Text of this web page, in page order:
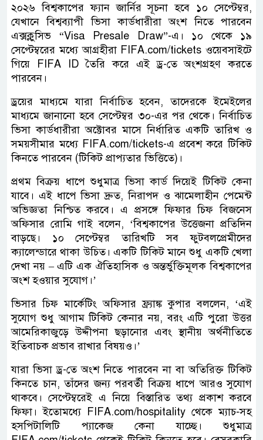
২০২৬ বিশ্বকাপের ফ্যান জার্নির সূচনা হবে ১০ সেপ্টেম্বর,
যেখানে বিশ্বব্যাপী ভিসা কার্ডধারীরা অংশ নিতে পারবেন
এক্সক্লুসিভ “Visa Presale Draw”-এ। ১০ থেকে ১৯
সেপ্টেম্বরের মধ্যে আগ্রহীরা FIFA.com/tickets ওয়েবসাইটে
গিয়ে FIFA ID তৈরি করে এই ড্র-তে অংশগ্রহণ করতে
পারবেন।
ড্রয়ের মাধ্যমে যারা নির্বাচিত হবেন, তাদেরকে ইমেইলের
মাধ্যমে জানানো হবে সেপ্টেম্বর ৩০-এর পর থেকে। নির্বাচিত
ভিসা কার্ডধারীরা অক্টোবর মাসে নির্ধারিত একটি তারিখ ও
সময়সীমার মধ্যে FIFA.com/tickets-এ প্রবেশ করে টিকিট
কিনতে পারবেন (টিকিট প্রাপ্যতার ভিত্তিতে)।
প্রথম বিক্রয় ধাপে শুধুমাত্র ভিসা কার্ড দিয়েই টিকিট কেনা
যাবে। এই ধাপে ভিসা দ্রুত, নিরাপদ ও ঝামেলাহীন পেমেন্ট
অভিজ্ঞতা নিশ্চিত করবে। এ প্রসঙ্গে ফিফার চিফ বিজনেস
অফিসার রোমি গাই বলেন, ‘বিশ্বকাপের উত্তেজনা প্রতিদিন
বাড়ছে। ১০ সেপ্টেম্বর তারিখটি সব ফুটবলপ্রেমীদের
ক্যালেন্ডারে থাকা উচিত। একটি টিকিট মানে শুধু একটি খেলা
দেখা নয় – এটি এক ঐতিহাসিক ও অন্তর্ভুক্তিমূলক বিশ্বকাপের
অংশ হওয়ার সুযোগ।’
ভিসার চিফ মার্কেটিং অফিসার ফ্র্যাঙ্ক কুপার বললেন, ‘এই
সুযোগ শুধু আগাম টিকিট কেনার নয়, বরং এটি পুরো উত্তর
আমেরিকাজুড়ে উদ্দীপনা ছড়ানোর এবং স্থানীয় অর্থনীতিতে
ইতিবাচক প্রভাব রাখার বিষয়ও।’
যারা ভিসা ড্র-তে অংশ নিতে পারবেন না বা অতিরিক্ত টিকিট
কিনতে চান, তাঁদের জন্য পরবর্তী বিক্রয় ধাপে আরও সুযোগ
থাকবে। সেপ্টেম্বরেই এ নিয়ে বিস্তারিত তথ্য প্রকাশ করবে
ফিফা। ইতোমধ্যে FIFA.com/hospitality থেকে ম্যাচ-সহ
হসপিটালিটি প্যাকেজ কেনা যাচ্ছে। শুধুমাত্র